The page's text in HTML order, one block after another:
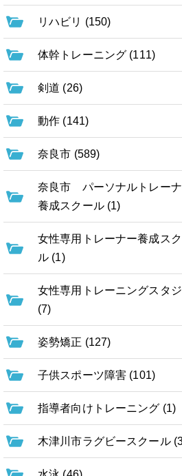
リハビリ (150)
体幹トレーニング (111)
剣道 (26)
動作 (141)
奈良市 (589)
奈良市 パーソナルトレー
養成スクール (1)
女性専用トレーナー養成ス
ル (1)
女性専用トレーニングスタ
(7)
姿勢矯正 (127)
子供スポーツ障害 (101)
指導者向けトレーニング (1)
木津川市ラグビースクール